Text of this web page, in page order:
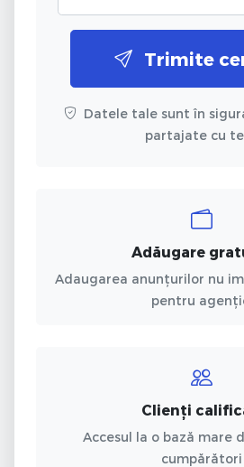
Trimite
Datele tale sunt în
partajate cu
Adăugare
Adaugarea anunțurilor nu
pentru
Clienți
Accesul la o bază mare
cumpărători